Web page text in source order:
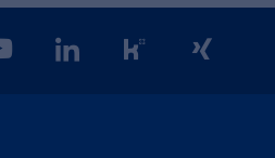
linkedinkununuxing